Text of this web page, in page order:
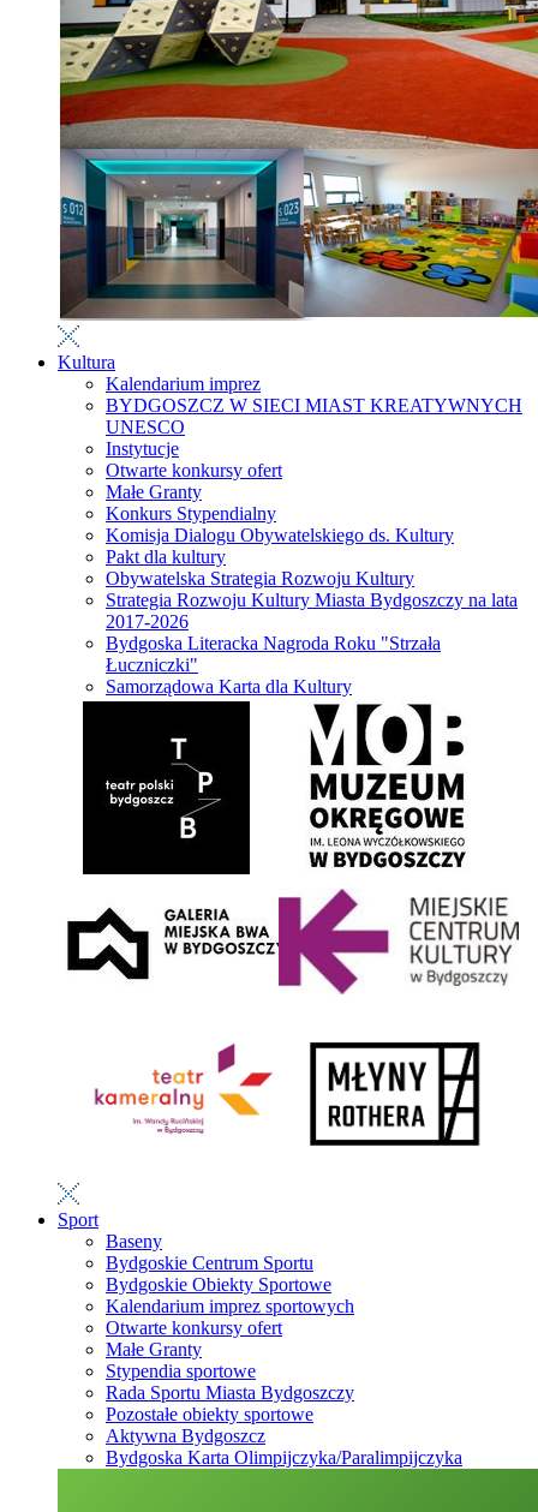
Kultura
Kalendarium imprez
BYDGOSZCZ W SIECI MIAST KREATYWNYCH
UNESCO
Instytucje
Otwarte konkursy ofert
Małe Granty
Konkurs Stypendialny
Komisja Dialogu Obywatelskiego ds. Kultury
Pakt dla kultury
Obywatelska Strategia Rozwoju Kultury
Strategia Rozwoju Kultury Miasta Bydgoszczy na lata
2017-2026
Bydgoska Literacka Nagroda Roku "Strzała
Łuczniczki"
Samorządowa Karta dla Kultury
Sport
Baseny
Bydgoskie Centrum Sportu
Bydgoskie Obiekty Sportowe
Kalendarium imprez sportowych
Otwarte konkursy ofert
Małe Granty
Stypendia sportowe
Rada Sportu Miasta Bydgoszczy
Pozostałe obiekty sportowe
Aktywna Bydgoszcz
Bydgoska Karta Olimpijczyka/Paralimpijczyka